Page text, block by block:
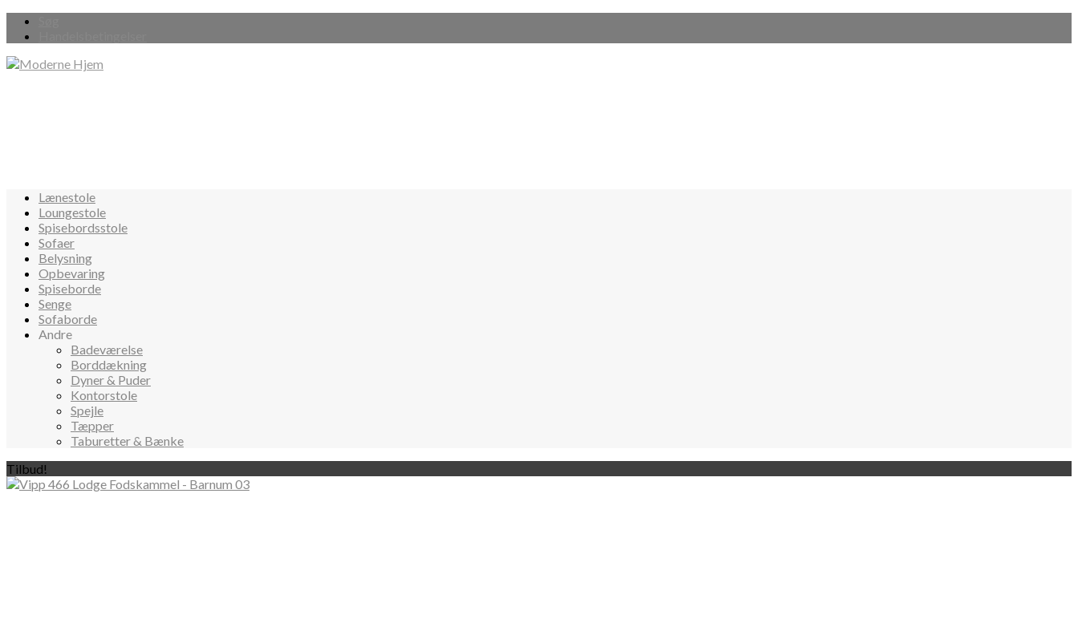
Lænestole
Loungestole
Spisebordsstole
Sofaer
Belysning
Opbevaring
Spiseborde
Senge
Sofaborde
Andre
Badeværelse
Borddækning
Dyner & Puder
Kontorstole
Spejle
Tæpper
Taburetter & Bænke
Tilbud!